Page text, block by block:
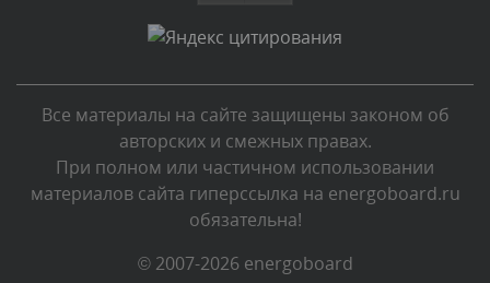
Текст комментария будет виден после проверки
администратором.
Комментарий проверяется
Текст комментария будет виден после проверки
администратором.
Сегодня, в 00:51
Комментарий проверяется
Все материалы на сайте защищены законом об
авторских и смежных правах.
При полном или частичном использовании
материалов сайта гиперссылка на energoboard.ru
обязательна!
© 2007-2026 energoboard